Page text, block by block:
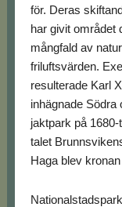
för. Deras
har givit området
mångfald av
friluftsvärden.
resulterade Karl
inhägnade Södra
jaktpark på
talet
Haga blev